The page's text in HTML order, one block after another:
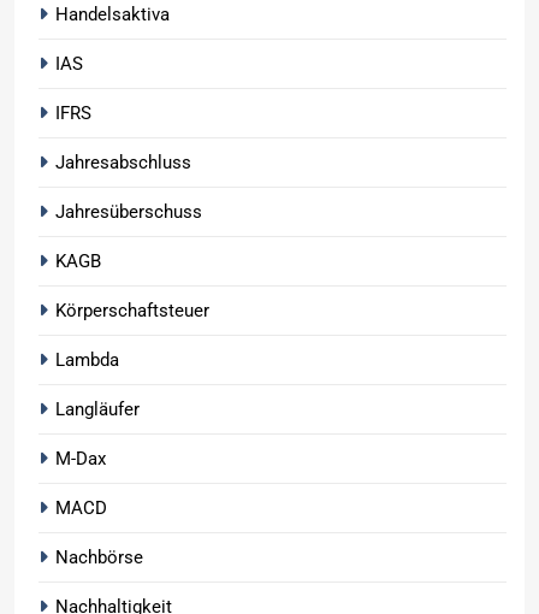
Handelsaktiva
IAS
IFRS
Jahresabschluss
Jahresüberschuss
KAGB
Körperschaftsteuer
Lambda
Langläufer
M-Dax
MACD
Nachbörse
Nachhaltigkeit